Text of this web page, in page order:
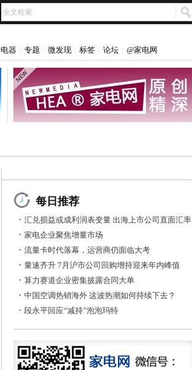
器 专题 微发现 标签 论坛 @家电网
每日推荐
汇兑损益或成利润表变量 出海上市公司直面汇率
风控大考
家电企业聚焦增量市场
流量卡时代落幕，运营商仍面临大考
量速齐升 7月沪市公司回购增持迎来年内峰值
算力赛道企业密集披露合同大单
中国空调热销海外 这波热潮如何持续下去？
段永平回应“减持”泡泡玛特